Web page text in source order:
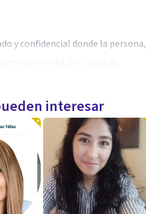
y confidencial donde la persona,
basado en el respeto y en
proceso de la terapia.
y circunstancias
interesar